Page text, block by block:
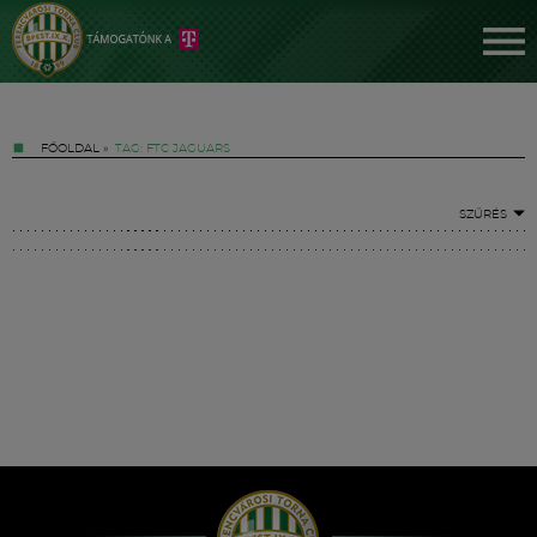
FŐOLDAL » TAG: FTC JAGUARS
SZŰRÉS
Hírek